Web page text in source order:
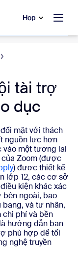
Họp
tài trợ
dục
mặt với thách
nguồn lực hơn
vào một tương lai
Zoom (được
) được thiết kế
lớp 12, các cơ sở
kiện khác xác
ngoài, bao
và tư nhân,
phí và bền
hướng dẫn bạn
phù hợp để tối
nghệ truyền